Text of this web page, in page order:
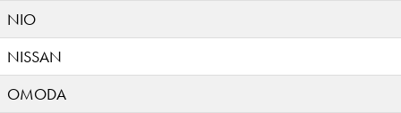
NIO
NISSAN
OMODA